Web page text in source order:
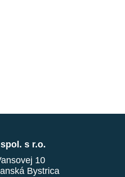
s r.o.
10
Bystrica